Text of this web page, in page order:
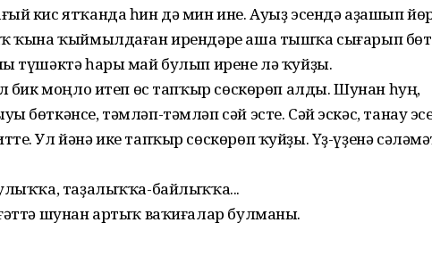
кис ятҡанда һин дә мин ине. Ауыҙ эсендә аҙашып
ҡына ҡыймылдаған ирендәре аша тышҡа сығарып
түшәктә һары май булып ирене лә ҡуйҙы.
бик моңло итеп өс тапҡыр сөскөрөп алды. Шунан һуң,
бөткәнсе, тәмләп-тәмләп сәй эсте. Сәй эскәс, танау
Ул йәнә ике тапҡыр сөскөрөп ҡуйҙы. Үҙ-үҙенә
таҙалыҡҡа-байлыҡҡа...
шунан артыҡ ваҡиғалар булманы.